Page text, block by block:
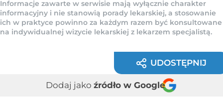
Informacje zawarte w serwisie mają wyłącznie charakter
informacyjny i nie stanowią porady lekarskiej, a stosowanie
ich w praktyce powinno za każdym razem być konsultowane
na indywidualnej wizycie lekarskiej z lekarzem specjalistą.
UDOSTĘPNIJ
Dodaj jako źródło w Google